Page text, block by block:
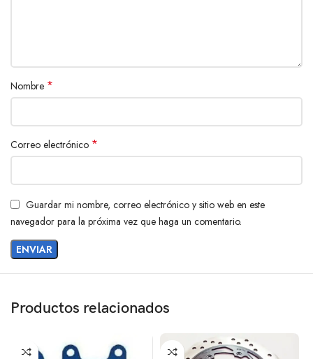
Nombre *
Correo electrónico *
Guardar mi nombre, correo electrónico y sitio web en este
navegador para la próxima vez que haga un comentario.
Productos relacionados